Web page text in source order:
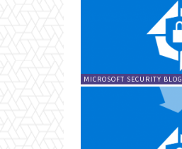
MICROSOFT SECURITY BLOG